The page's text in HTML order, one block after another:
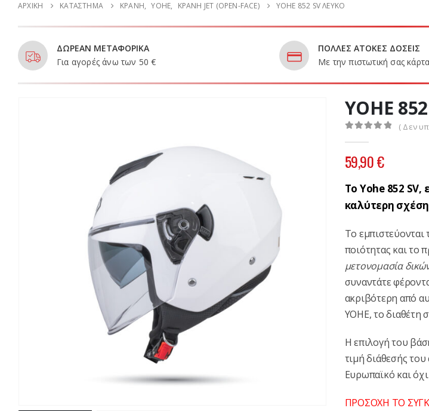
ΑΡΧΙΚΉ ΚΑΤΆΣΤΗΜΑ ΚΡΑΝΗ, YOHE, ΚΡΑΝΗ JET (OPEN-FACE) YOHE 852 SV ΛΕΥΚΟ
ΔΩΡΕΑΝ ΜΕΤΑΦΟΡΙΚΑ
Για αγορές άνω των 50 €
ΠΟΛΛΕΣ ΑΤΟΚΕΣ ΔΟΣΕΙΣ
Με την πιστωτική σας κάρτα
YOHE
( Δεν
59,90€
Το Yohe 852 SV,
καλύτερη
Το
ποιότητας και
μετονομασία
συναντάτε
ακριβότερη από
YOHE, το διαθέτη
Η επιλογή του
τιμή διάθεσής
Ευρωπαϊκό και
ΠΡΟΣΟΧΗ ΤΟ